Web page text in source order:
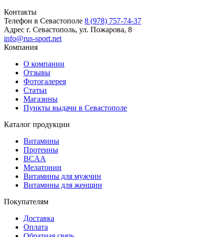
Контакты
Телефон в Севастополе 8 (978) 757-74-37
Адрес г. Севастополь, ул. Пожарова, 8
info@rus-sport.net
Компания
О компании
Отзывы
Фотогалерея
Статьи
Магазины
Пункты выдачи в Севастополе
Каталог продукции
Витамины
Протеины
BCAA
Мелатонин
Витамины для мужчин
Витамины для женщин
Покупателям
Доставка
Оплата